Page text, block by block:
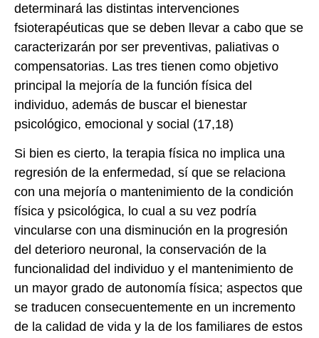
determinará las distintas intervenciones
fsioterapéuticas que se deben llevar a cabo que se
caracterizarán por ser preventivas, paliativas o
compensatorias. Las tres tienen como objetivo
principal la mejoría de la función física del
individuo, además de buscar el bienestar
psicológico, emocional y social (17,18)
Si bien es cierto, la terapia física no implica una
regresión de la enfermedad, sí que se relaciona
con una mejoría o mantenimiento de la condición
física y psicológica, lo cual a su vez podría
vincularse con una disminución en la progresión
del deterioro neuronal, la conservación de la
funcionalidad del individuo y el mantenimiento de
un mayor grado de autonomía física; aspectos que
se traducen consecuentemente en un incremento
de la calidad de vida y la de los familiares de estos